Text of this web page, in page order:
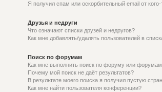
Я получил спам или оскорбительный email от
Друзья и недруги
Что означают списки друзей и недругов?
Как мне добавлять/удалять пользователей в
Поиск по форумам
Как мне выполнить поиск по форуму или
Почему мой поиск не даёт результатов?
В результате моего поиска я получил пустую
Как мне найти пользователя конференции?